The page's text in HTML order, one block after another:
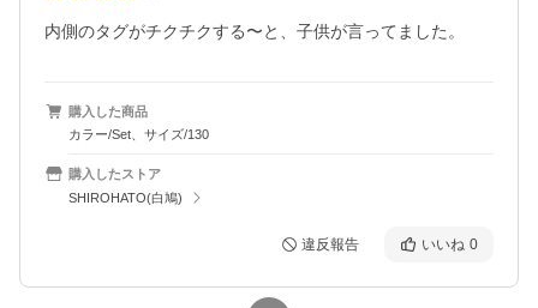
内側のタグがチクチクする〜と、子供が言ってました。
購入した商品
カラー/Set、サイズ/130
購入したストア
SHIROHATO(白鳩)
違反報告 いいね 0